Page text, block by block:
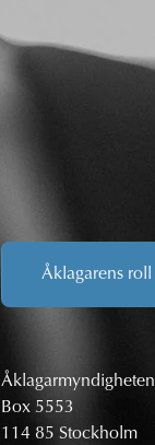
Åklagarens roll
Åklagarmyndigheten
Box 5553
114 85 Stockholm